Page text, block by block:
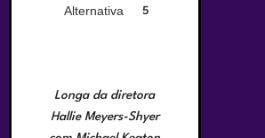
Alternativa
5
Longa da diretora
Hallie Meyers-Shyer